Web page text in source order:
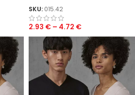
SKU: 015.42
2.93 € – 4.72 €